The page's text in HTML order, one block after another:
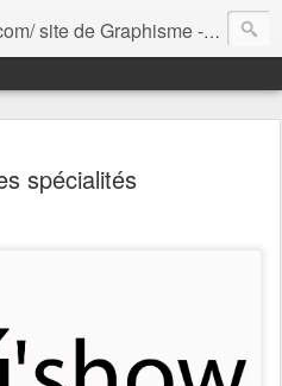
- Illustrations - Edition - Animations - Publicité
spécialités